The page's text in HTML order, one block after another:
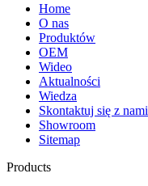
Home
O nas
Produktów
OEM
Wideo
Aktualności
Wiedza
Skontaktuj się z nami
Showroom
Sitemap
Products